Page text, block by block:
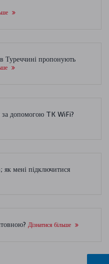
Туреччині пропонують
за допомогою TK WiFi?
як мені підключитися
Дізнатися більше